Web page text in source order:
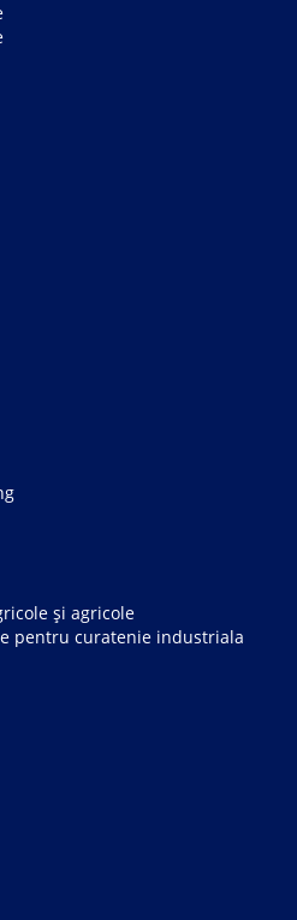
și agricole
pentru curatenie industriala